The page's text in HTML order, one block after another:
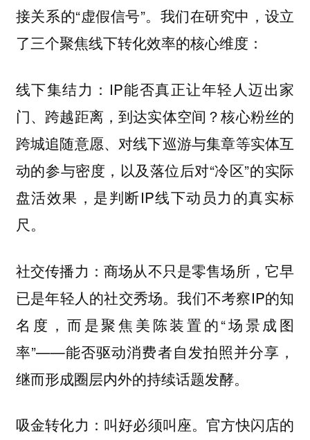
接关系的“虚假信号”。我们在研究中，设立
了三个聚焦线下转化效率的核心维度：
线下集结力： IP能否真正让年轻人迈出家
门、跨越距离，到达实体空间？核心粉丝的
跨城追随意愿、对线下巡游与集章等实体互
动的参与密度，以及落位后对“冷区”的实际
盘活效果，是判断IP线下动员力的真实标
尺。
社交传播力： 商场从不只是零售场所，它早
已是年轻人的社交秀场。我们不考察IP的知
名度，而是聚焦美陈装置的“场景成图
率”——能否驱动消费者自发拍照并分享，
继而形成圈层内外的持续话题发酵。
吸金转化力： 叫好必须叫座。官方快闪店的